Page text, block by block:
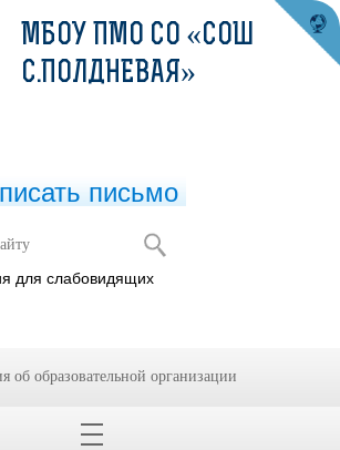
за 08.06.2026
информированности о
важности физической
МБОУ ПМО СО «СОШ
С.ПОЛДНЕВАЯ»
письмо
для слабовидящих
об образовательной организации